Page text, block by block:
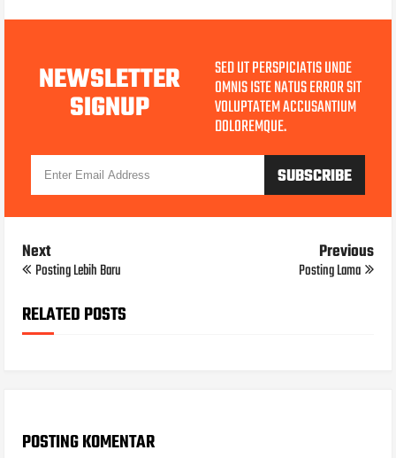
NEWSLETTER
SIGNUP
SED UT PERSPICIATIS UNDE
OMNIS ISTE NATUS ERROR SIT
VOLUPTATEM ACCUSANTIUM
DOLOREMQUE.
Next
Posting Lebih Baru
Previous
Posting Lama
RELATED POSTS
POSTING KOMENTAR